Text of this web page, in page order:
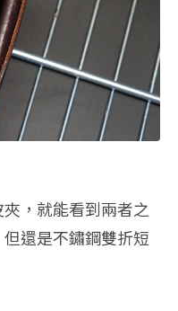
，就能看到兩者之
還是不鏽鋼雙折短